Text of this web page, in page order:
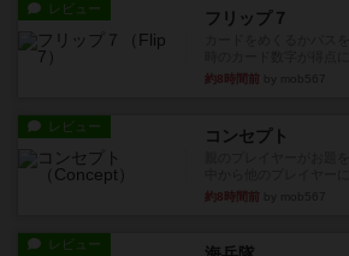
レビュー フリップ７
約8時間前
レビュー コンセプト
約8時間前
レビュー